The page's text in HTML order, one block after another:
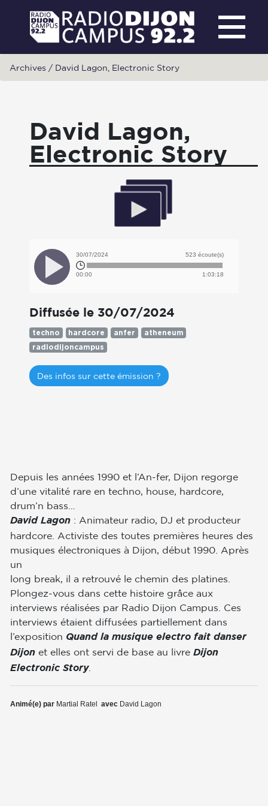
Archives / David Lagon, Electronic Story
David Lagon,
Electronic Story
30/07/2024 523 écoute(s)
00:00 1:03:18
Diffusée le 30/07/2024
techno hardcore anfer
atheneum
radiodijoncampus
Des infos sur cette émission ?
Depuis les années 1990 et l’An-fer, Dijon regorge
d’une vitalité rare en techno, house, hardcore,
drum’n bass…
David Lagon : Animateur radio, DJ et producteur
hardcore. Activiste des toutes premières heures des
musiques électroniques à Dijon, début 1990. Après
un
long break, il a retrouvé le chemin des platines.
Plongez-vous dans cette histoire grâce aux
interviews réalisées par Radio Dijon Campus. Ces
interviews étaient diffusées partiellement dans
l’exposition Quand la musique electro fait danser
Dijon et elles ont servi de base au livre Dijon
Electronic Story.
Animé(e) par Martial Ratel avec David Lagon